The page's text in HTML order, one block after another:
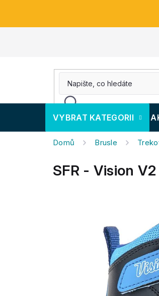
VYBRAT KATEGORII
Domů Brusle
SFR - Vision